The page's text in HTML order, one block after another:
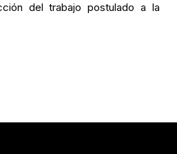
del trabajo postulado a la